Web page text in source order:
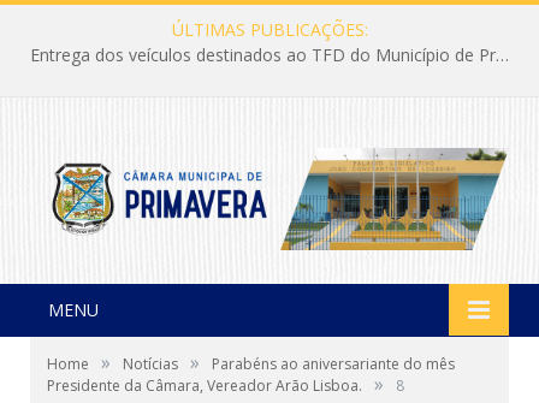
ÚLTIMAS PUBLICAÇÕES:
Entrega dos veículos destinados ao TFD do Município de Primavera
MENU
Home » Notícias »
Parabéns ao aniversariante do mês
Presidente da Câmara, Vereador Arão Lisboa.
» 8